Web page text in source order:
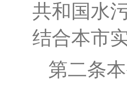
共和国水
结合本市
第二条